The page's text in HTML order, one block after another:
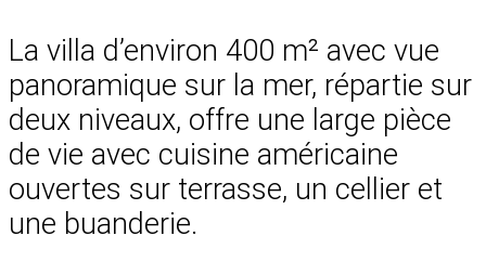
La villa d’environ 400 m² avec vue
panoramique sur la mer, répartie sur
deux niveaux, offre une large pièce
de vie avec cuisine américaine
ouvertes sur terrasse, un cellier et
une buanderie.